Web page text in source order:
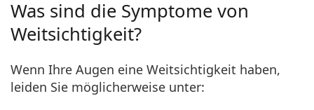
Was sind die Symptome von
Weitsichtigkeit?
Wenn Ihre Augen eine Weitsichtigkeit haben,
leiden Sie möglicherweise unter: